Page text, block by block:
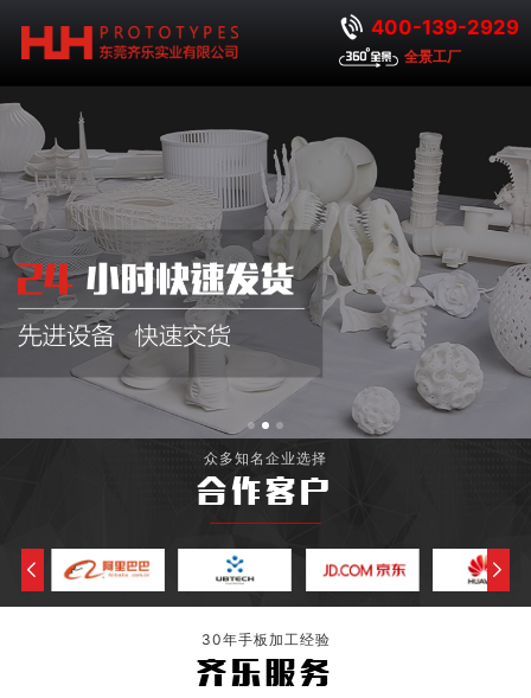
400-139-2929
全景工厂
众多知名企业选择
合作客户
30年手板加工经验
齐乐服务